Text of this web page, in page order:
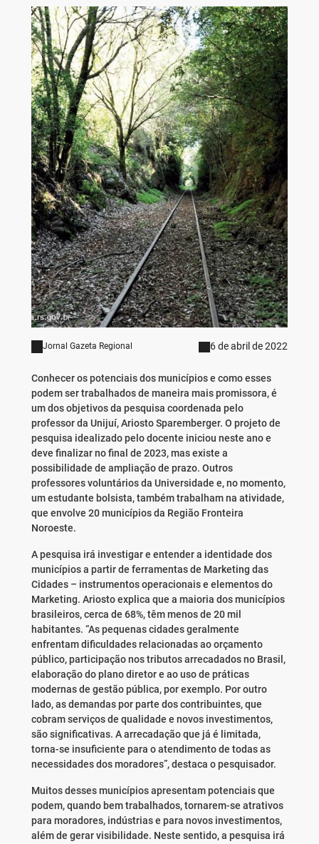
Jornal Gazeta Regional 6 de abril de 2022
Conhecer os potenciais dos municípios e como esses
podem ser trabalhados de maneira mais promissora, é
um dos objetivos da pesquisa coordenada pelo
professor da Unijuí, Ariosto Sparemberger. O projeto de
pesquisa idealizado pelo docente iniciou neste ano e
deve finalizar no final de 2023, mas existe a
possibilidade de ampliação de prazo. Outros
professores voluntários da Universidade e, no momento,
um estudante bolsista, também trabalham na atividade,
que envolve 20 municípios da Região Fronteira
Noroeste.
A pesquisa irá investigar e entender a identidade dos
municípios a partir de ferramentas de Marketing das
Cidades – instrumentos operacionais e elementos do
Marketing. Ariosto explica que a maioria dos municípios
brasileiros, cerca de 68%, têm menos de 20 mil
habitantes. “As pequenas cidades geralmente
enfrentam dificuldades relacionadas ao orçamento
público, participação nos tributos arrecadados no Brasil,
elaboração do plano diretor e ao uso de práticas
modernas de gestão pública, por exemplo. Por outro
lado, as demandas por parte dos contribuintes, que
cobram serviços de qualidade e novos investimentos,
são significativas. A arrecadação que já é limitada,
torna-se insuficiente para o atendimento de todas as
necessidades dos moradores”, destaca o pesquisador.
Muitos desses municípios apresentam potenciais que
podem, quando bem trabalhados, tornarem-se atrativos
para moradores, indústrias e para novos investimentos,
além de gerar visibilidade. Neste sentido, a pesquisa irá